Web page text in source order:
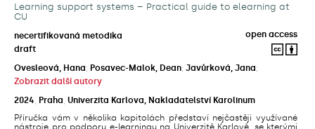
Learning support systems – Practical guide to elearning at
CU
necertifikovaná metodika
open access
draft
Ovesleová, Hana; Posavec-Malok, Dean; Javůrková, Jana;
Zobrazit další autory
2024 Praha Univerzita Karlova, Nakladatelství Karolinum
Příručka vám v několika kapitolách představí nejčastěji využívané
nástroje pro podporu e-learningu na Univerzitě Karlově, se kterými